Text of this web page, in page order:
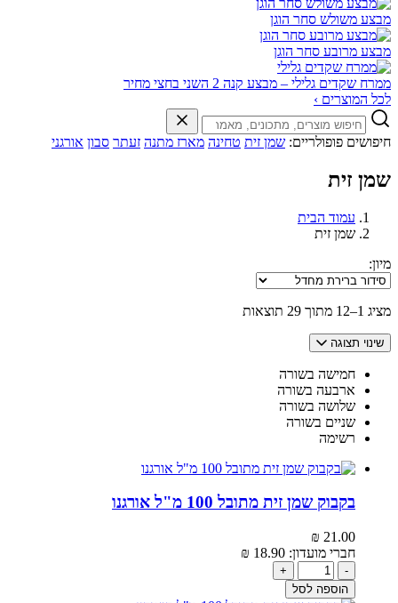
מבצע משולש סחר הוגן
מבצע מרובע סחר הוגן
ממרח שקדים גלילי – מבצע קנה 2 השני בחצי מחיר
לכל המוצרים ›
חיפושים פופולריים: שמן זית טחינה מארז מתנה זעתר סבון אורגני
שמן זית
עמוד הבית
שמן זית
מיון:
מציג 1–12 מתוך 29 תוצאות
שינוי תצוגה
חמישה בשורה
ארבעה בשורה
שלושה בשורה
שניים בשורה
רשימה
בקבוק שמן זית מתובל 100 מ"ל אורגנו
₪ 21.00‬
חברי מועדון:
₪ 18.90‬
-
+
הוספה לסל